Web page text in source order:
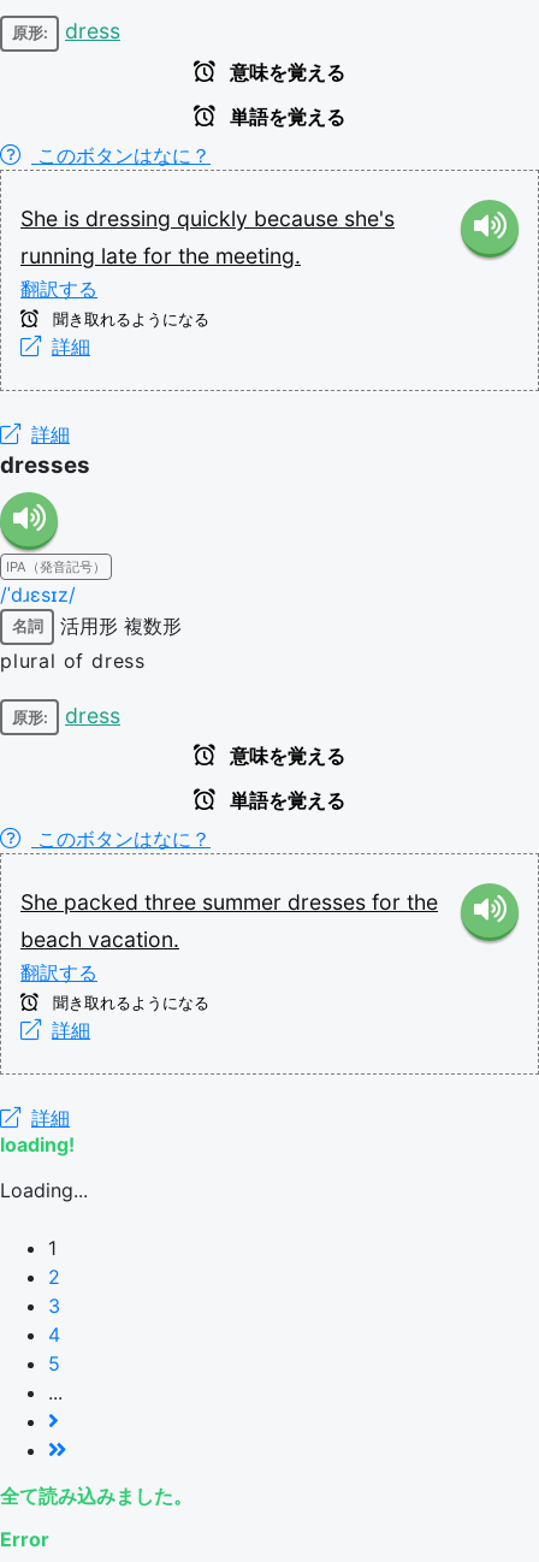
原形: dress
意味を覚える
単語を覚える
このボタンはなに？
She is dressing quickly because she's
running late for the meeting.
翻訳する
聞き取れるようになる
詳細
詳細
dresses
IPA（発音記号）
/ˈdɹɛsɪz/
名詞 活用形 複数形
plural of dress
原形: dress
意味を覚える
単語を覚える
このボタンはなに？
She packed three summer dresses for the
beach vacation.
翻訳する
聞き取れるようになる
詳細
詳細
loading!
Loading...
1
2
3
4
5
...
全て読み込みました。
Error